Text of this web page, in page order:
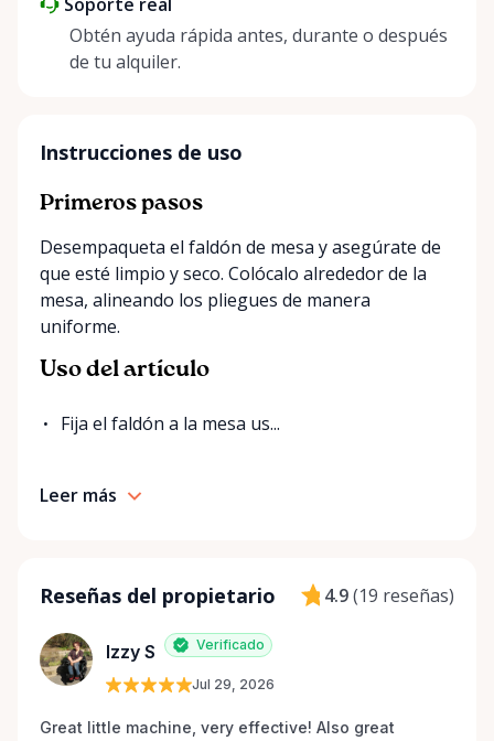
Soporte real
Obtén ayuda rápida antes, durante o después
de tu alquiler.
Instrucciones de uso
Primeros pasos
Desempaqueta el faldón de mesa y asegúrate de
que esté limpio y seco. Colócalo alrededor de la
mesa, alineando los pliegues de manera
uniforme.
Uso del artículo
Fija el faldón a la mesa us...
Leer más
Reseñas del propietario 4.9(19 reseñas)
Izzy S Verificado
Jul 29, 2026
Great little machine, very effective! Also great